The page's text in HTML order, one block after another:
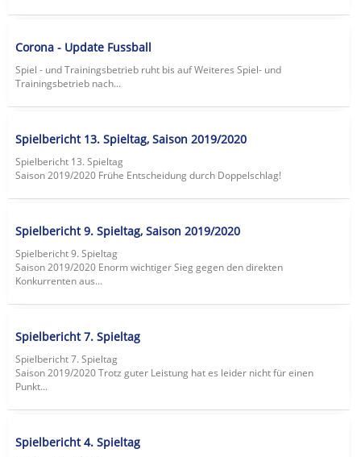
Corona - Update Fussball
Spiel - und Trainingsbetrieb ruht bis auf Weiteres Spiel- und
Trainingsbetrieb nach...
Spielbericht 13. Spieltag, Saison 2019/2020
Spielbericht 13. Spieltag
Saison 2019/2020 Frühe Entscheidung durch Doppelschlag!
Spielbericht 9. Spieltag, Saison 2019/2020
Spielbericht 9. Spieltag
Saison 2019/2020 Enorm wichtiger Sieg gegen den direkten
Konkurrenten aus...
Spielbericht 7. Spieltag
Spielbericht 7. Spieltag
Saison 2019/2020 Trotz guter Leistung hat es leider nicht für einen
Punkt...
Spielbericht 4. Spieltag